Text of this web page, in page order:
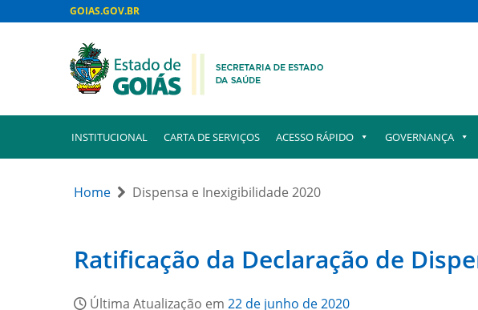
GOIAS.GOV.BR
INSTITUCIONAL CARTA DE SERVIÇOS ACESSO RÁPIDO GOVERNANÇA
Home Dispensa e Inexigibilidade 2020
Ratificação da Declaração de
Última Atualização em 22 de junho de 2020